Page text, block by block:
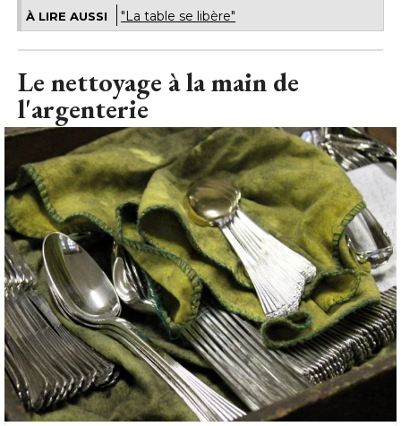
À LIRE AUSSI "La table se libère"
Le nettoyage à la main de
l'argenterie